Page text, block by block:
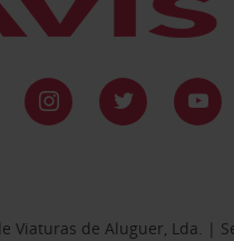
Viaturas de Aluguer, Lda. |